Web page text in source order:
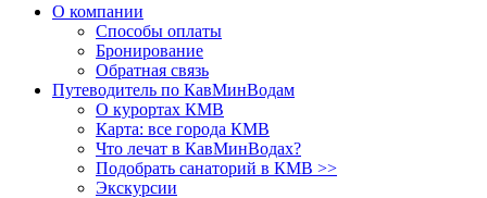
О компании
Способы оплаты
Бронирование
Обратная связь
Путеводитель по КавМинВодам
О курортах КМВ
Карта: все города КМВ
Что лечат в КавМинВодах?
Подобрать санаторий в КМВ >>
Экскурсии